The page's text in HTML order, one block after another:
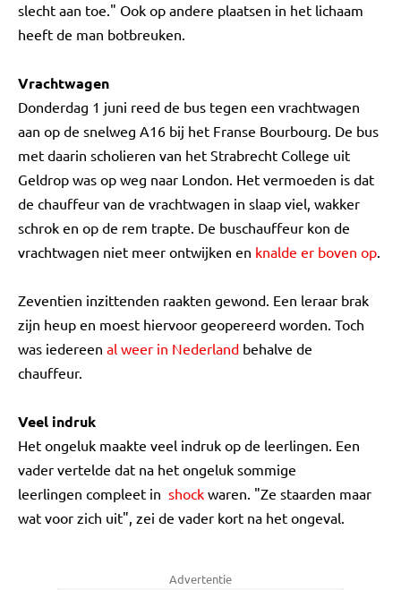
slecht aan toe." Ook op andere plaatsen in het lichaam
heeft de man botbreuken.
Vrachtwagen
Donderdag 1 juni reed de bus tegen een vrachtwagen
aan op de snelweg A16 bij het Franse Bourbourg. De bus
met daarin scholieren van het Strabrecht College uit
Geldrop was op weg naar London. Het vermoeden is dat
de chauffeur van de vrachtwagen in slaap viel, wakker
schrok en op de rem trapte. De buschauffeur kon de
vrachtwagen niet meer ontwijken en knalde er boven op.
Zeventien inzittenden raakten gewond. Een leraar brak
zijn heup en moest hiervoor geopereerd worden. Toch
was iedereen al weer in Nederland behalve de
chauffeur.
Veel indruk
Het ongeluk maakte veel indruk op de leerlingen. Een
vader vertelde dat na het ongeluk sommige
leerlingen compleet in shock waren. "Ze staarden maar
wat voor zich uit", zei de vader kort na het ongeval.
Advertentie